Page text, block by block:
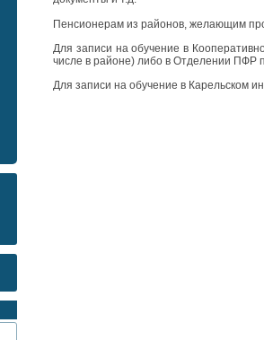
Пенсионерам из районов, желающим
Для записи на обучение в
числе в районе) либо в Отделении ПФР
Для записи на обучение в Карельском